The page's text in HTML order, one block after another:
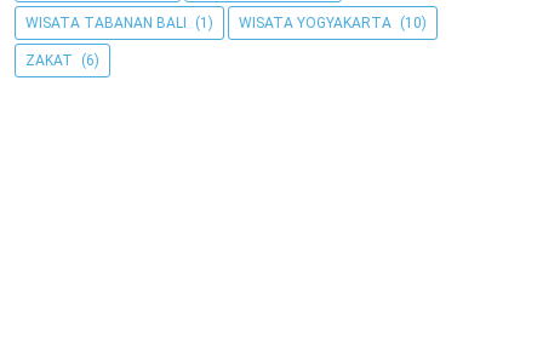
WISATA TABANAN BALI (1) WISATA YOGYAKARTA (10)
ZAKAT (6)